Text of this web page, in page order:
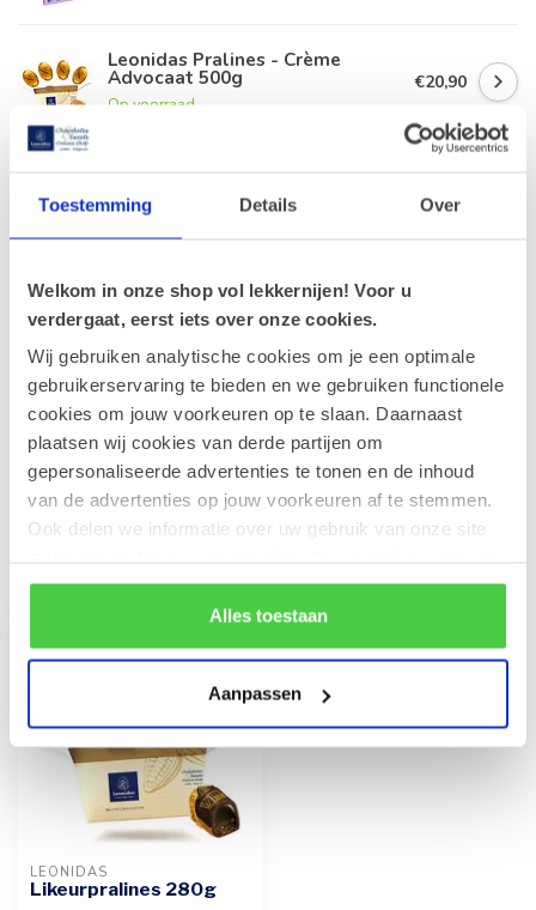
Toestemming Details Over
Welkom in onze shop vol lekkernijen! Voor u
verdergaat, eerst iets over onze cookies.
Wij gebruiken analytische cookies om je een optimale
gebruikerservaring te bieden en we gebruiken functionele
cookies om jouw voorkeuren op te slaan. Daarnaast
plaatsen wij cookies van derde partijen om
gepersonaliseerde advertenties te tonen en de inhoud
van de advertenties op jouw voorkeuren af te stemmen.
Ook delen we informatie over uw gebruik van onze site
rekening mee dat als je bepaalde cookies blokkeert, het
de correcte werking van de website kan verstoren.
Alles toestaan
Aanpassen
Leonidas Pralines - Crème
Advocaat 500g
Op voorraad
€20,90
pralines (Cerise)
Op voorraad
€13,20
Advocaat Klassiek 400g
Op voorraad
Leonidas Zakje Marsepein
Fruitkorf 200g
Op voorraad
€9,90
LEONIDAS
Likeurpralines 280g